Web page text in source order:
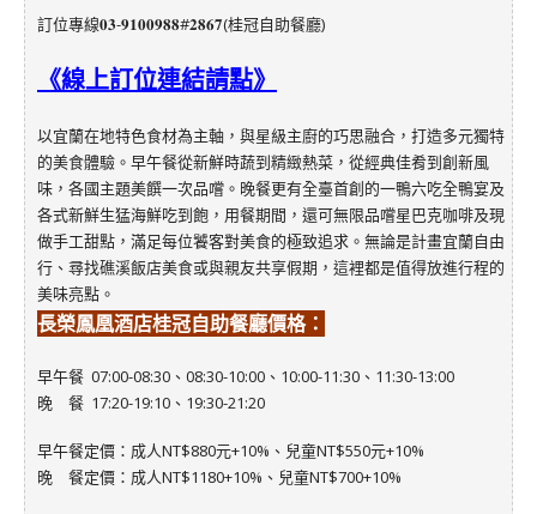
訂位專線𝟎𝟑-𝟗𝟏𝟎𝟎𝟗𝟖𝟖#𝟐𝟖𝟔𝟕(桂冠自助餐廳)
《線上訂位連結請點》
以宜蘭在地特色食材為主軸，與星級主廚的巧思融合，打造多元獨特
的美食體驗。早午餐從新鮮時蔬到精緻熱菜，從經典佳肴到創新風
味，各國主題美饌一次品嚐。晚餐更有全臺首創的一鴨六吃全鴨宴及
各式新鮮生猛海鮮吃到飽，用餐期間，還可無限品嚐星巴克咖啡及現
做手工甜點，滿足每位饕客對美食的極致追求。無論是計畫宜蘭自由
行、尋找礁溪飯店美食或與親友共享假期，這裡都是值得放進行程的
美味亮點。
長榮鳳凰酒店桂冠自助餐廳價格：
早午餐 07:00-08:30、08:30-10:00、10:00-11:30、11:30-13:00
晚 餐 17:20-19:10、19:30-21:20
早午餐定價：成人NT$880元+10%、兒童NT$550元+10%
晚 餐定價：成人NT$1180+10%、兒童NT$700+10%